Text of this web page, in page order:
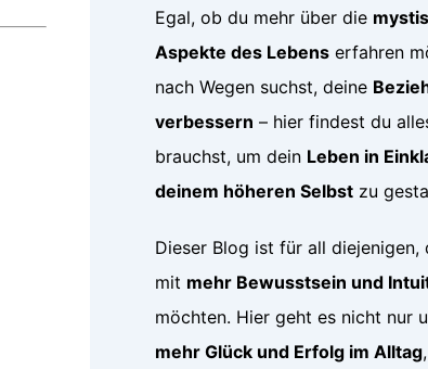
Egal, ob du mehr über die
Aspekte des Lebens erfahren
nach Wegen suchst, deine
verbessern – hier findest du
brauchst, um dein Leben in
deinem höheren Selbst zu
Dieser Blog ist für all diejenigen,
mit mehr Bewusstsein und
möchten. Hier geht es nicht nur
mehr Glück und Erfolg im Alltag